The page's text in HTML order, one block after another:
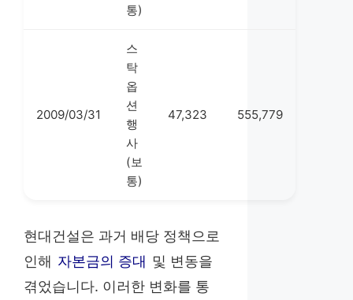
통)
2009/03/31
스
탁
옵
션
행
사
(보
통)
47,323 555,779
현대건설은 과거 배당 정책으로
인해 자본금의 증대 및 변동을
겪었습니다. 이러한 변화를 통